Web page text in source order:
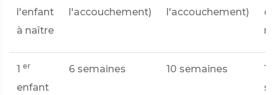
l'enfant
à naître
l'accouchement)
l'accouchement)
1 er
enfant
6 semaines 10 semaines
16